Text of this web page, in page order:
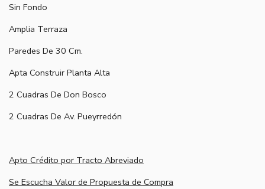
Sin Fondo
Amplia Terraza
Paredes De 30 Cm.
Apta Construir Planta Alta
2 Cuadras De Don Bosco
2 Cuadras De Av. Pueyrredón
Apto Crédito por Tracto Abreviado
Se Escucha Valor de Propuesta de Compra